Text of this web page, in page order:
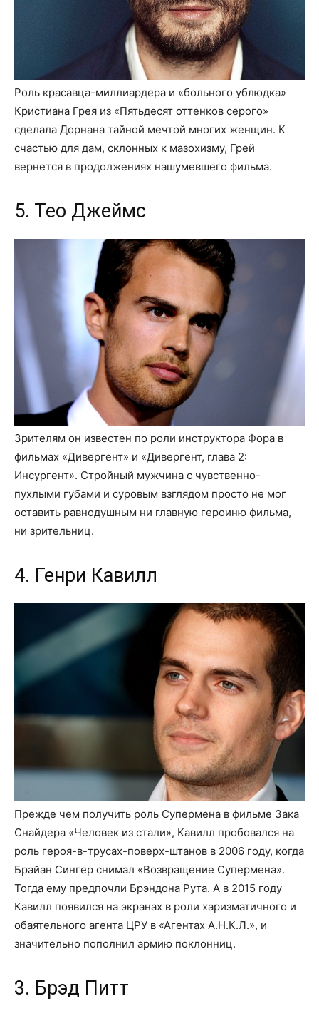
Роль красавца-миллиардера и «больного ублюдка»
Кристиана Грея из «Пятьдесят оттенков серого»
сделала Дорнана тайной мечтой многих женщин. К
счастью для дам, склонных к мазохизму, Грей
вернется в продолжениях нашумевшего фильма.
5. Тео Джеймс
Зрителям он известен по роли инструктора Фора в
фильмах «Дивергент» и «Дивергент, глава 2:
Инсургент». Стройный мужчина с чувственно-
пухлыми губами и суровым взглядом просто не мог
оставить равнодушным ни главную героиню фильма,
ни зрительниц.
4. Генри Кавилл
Прежде чем получить роль Супермена в фильме Зака
Снайдера «Человек из стали», Кавилл пробовался на
роль героя-в-трусах-поверх-штанов в 2006 году, когда
Брайан Сингер снимал «Возвращение Супермена».
Тогда ему предпочли Брэндона Рута. А в 2015 году
Кавилл появился на экранах в роли харизматичного и
обаятельного агента ЦРУ в «Агентах А.Н.К.Л.», и
значительно пополнил армию поклонниц.
3. Брэд Питт